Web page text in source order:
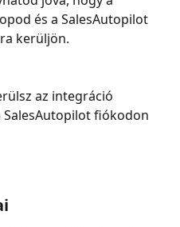
és a SalesAutopilot
kerüljön.
az integráció
fiókodon